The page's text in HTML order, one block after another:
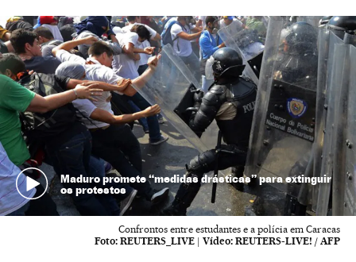
Maduro promete “medidas drásticas” para extinguir
os protestos
Confrontos entre estudantes e a polícia em Caracas
Foto: REUTERS_LIVE | Vídeo: REUTERS-LIVE! / AFP